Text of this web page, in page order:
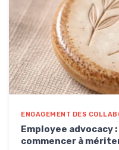
ENGAGEMENT DES
Employee advocacy
commencer à